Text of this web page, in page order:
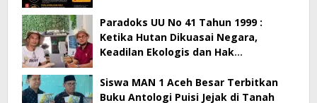
Paradoks UU No 41 Tahun 1999 :
Ketika Hutan Dikuasai Negara,
Keadilan Ekologis dan Hak
Siswa MAN 1 Aceh Besar Terbitkan
Buku Antologi Puisi Jejak di Tanah